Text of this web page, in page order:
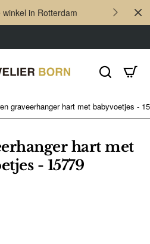
winkel in Rotterdam
hart met
- 15779
graveerhanger hart met babyvoetjes -